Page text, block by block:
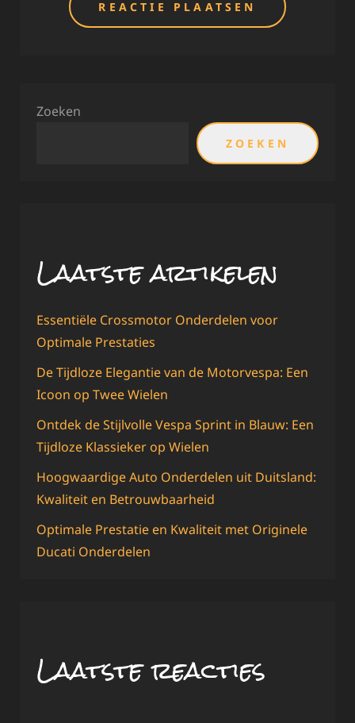
Zoeken
ZOEKEN
Laatste artikelen
Essentiële Crossmotor Onderdelen voor
Optimale Prestaties
De Tijdloze Elegantie van de Motorvespa: Een
Icoon op Twee Wielen
Ontdek de Stijlvolle Vespa Sprint in Blauw: Een
Tijdloze Klassieker op Wielen
Hoogwaardige Auto Onderdelen uit Duitsland:
Kwaliteit en Betrouwbaarheid
Optimale Prestatie en Kwaliteit met Originele
Ducati Onderdelen
Laatste reacties